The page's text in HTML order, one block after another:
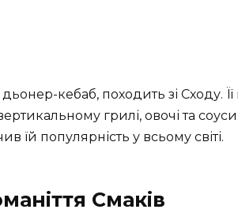
кебаб, походить зі Сходу. Її
грилі, овочі та соуси,
їй популярність у всьому світі.
Смаків